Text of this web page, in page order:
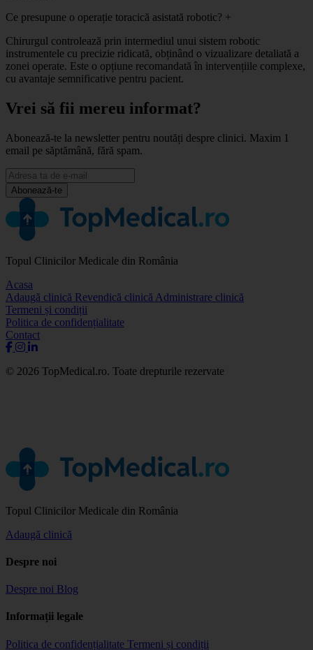
Ce presupune o operație toracică asistată robotic? +
Chirurgul controlează prin intermediul unui sistem robotic
instrumentele cu precizie ridicată, obținând o vizualizare detaliată a
zonei operate. Este o opțiune recomandată în intervențiile complexe,
cu avantaje semnificative pentru pacient.
Vrei să fii mereu informat?
Abonează-te la newsletter pentru noutăți despre clinici. Maxim 1
email pe săptămână, fără spam.
Abonează-te
Topul Clinicilor Medicale din România
Acasa
Adaugă clinică Revendică clinică Administrare clinică
Termeni și condiții
Politica de confidențialitate
Contact
© 2026 TopMedical.ro. Toate drepturile rezervate
Topul Clinicilor Medicale din România
Adaugă clinică
Despre noi
Despre noi Blog
Informații legale
Politica de confidențialitate Termeni și condiții